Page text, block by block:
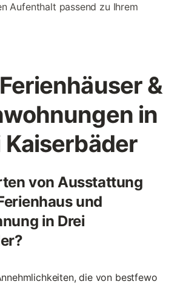
Aufenthalt passend zu Ihrem
&
in
Kaiserbäder
von Ausstattung
und
in Drei
die von bestfewo